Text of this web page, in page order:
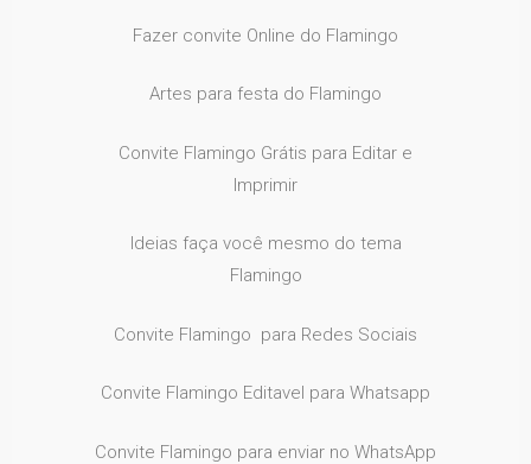
Fazer convite Online do Flamingo
Artes para festa do Flamingo
Convite Flamingo Grátis para Editar e
Imprimir
Ideias faça você mesmo do tema
Flamingo
Convite Flamingo para Redes Sociais
Convite Flamingo Editavel para Whatsapp
Convite Flamingo para enviar no WhatsApp